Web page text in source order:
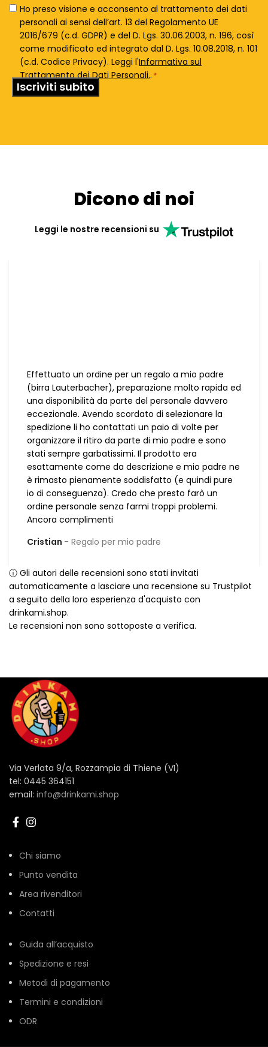
Privacy
Policy
Ho preso visione e acconsento al trattamento dei dati
personali ai sensi dell’art. 13 del Regolamento UE
2016/679 (c.d. GDPR) e del D. Lgs. 30.06.2003, n. 196, così
come modificato ed integrato dal D. Lgs. 10.08.2018, n. 101
(c.d. Codice Privacy). Leggi l'Informativa sul
Trattamento dei Dati Personali.. *
Dicono di noi
Leggi le nostre recensioni su
Effettuato un ordine per un regalo a mio padre
(birra Lauterbacher), preparazione molto rapida ed
una disponibilità da parte del personale davvero
eccezionale. Avendo scordato di selezionare la
spedizione li ho contattati un paio di volte per
organizzare il ritiro da parte di mio padre e sono
stati sempre garbatissimi. Il prodotto era
esattamente come da descrizione e mio padre ne
è rimasto pienamente soddisfatto (e quindi pure
io di conseguenza). Credo che presto farò un
ordine personale senza farmi troppi problemi.
Ancora complimenti
Cristian
Regalo per mio padre
ⓘ Gli autori delle recensioni sono stati invitati
automaticamente a lasciare una recensione su Trustpilot
a seguito della loro esperienza d'acquisto con
drinkami.shop.
Le recensioni non sono sottoposte a verifica.
Via Verlata 9/a, Rozzampia di Thiene (VI)
tel: 0445 364151
email: info@drinkami.shop
Chi siamo
Punto vendita
Area rivenditori
Contatti
Guida all’acquisto
Spedizione e resi
Metodi di pagamento
Termini e condizioni
ODR